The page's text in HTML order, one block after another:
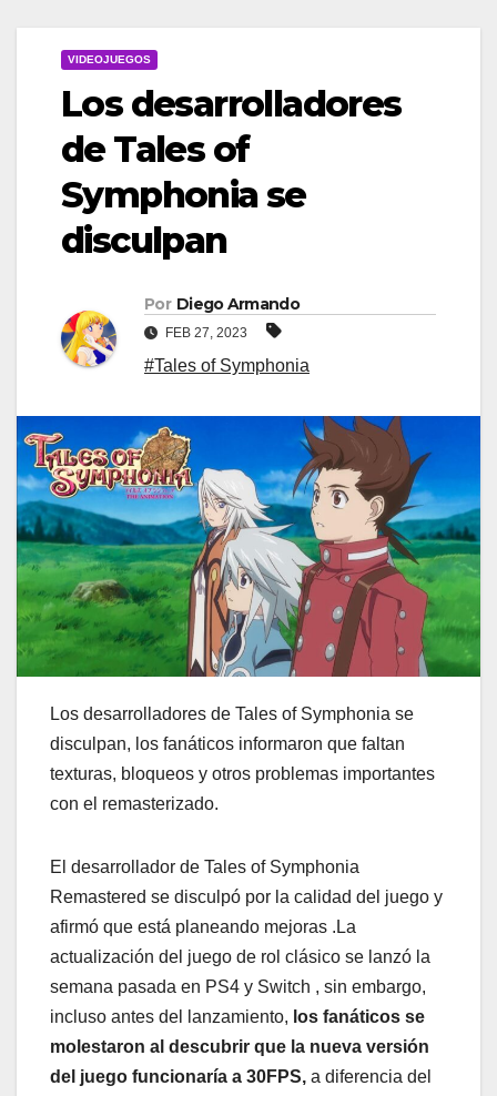
VIDEOJUEGOS
Los desarrolladores
de Tales of
Symphonia se
disculpan
Por Diego Armando
FEB 27, 2023
#Tales of Symphonia
Los desarrolladores de Tales of Symphonia se
disculpan, los fanáticos informaron que faltan
texturas, bloqueos y otros problemas importantes
con el remasterizado.
El desarrollador de Tales of Symphonia
Remastered se disculpó por la calidad del juego y
afirmó que está planeando mejoras .La
actualización del juego de rol clásico se lanzó la
semana pasada en PS4 y Switch , sin embargo,
incluso antes del lanzamiento, los fanáticos se
molestaron al descubrir que la nueva versión
del juego funcionaría a 30FPS, a diferencia del